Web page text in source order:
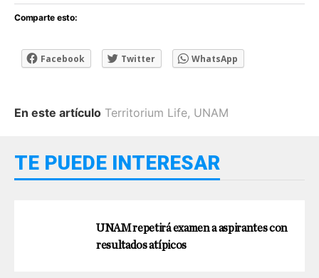
Comparte esto:
Facebook Twitter WhatsApp
En este artículo Territorium Life, UNAM
TE PUEDE INTERESAR
UNAM repetirá examen a aspirantes con
resultados atípicos